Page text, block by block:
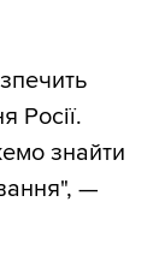
Росії.
знайти
—